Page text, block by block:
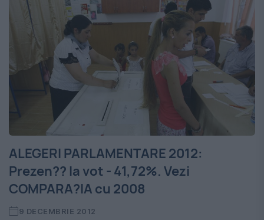
ALEGERI PARLAMENTARE 2012:
Prezen?? la vot - 41,72%. Vezi
COMPARA?IA cu 2008
9 DECEMBRIE 2012